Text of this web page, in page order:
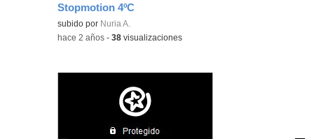
Stopmotion 4ºC
Contenido educativo.
subido por Nuria A.
-hace 2 años -38 visualizaciones